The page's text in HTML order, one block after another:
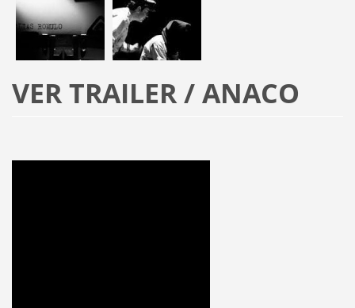
VER TRAILER / ANACO